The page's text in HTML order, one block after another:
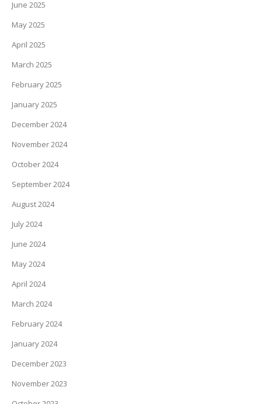
June 2025
May 2025
April 2025
March 2025
February 2025
January 2025
December 2024
November 2024
October 2024
September 2024
August 2024
July 2024
June 2024
May 2024
April 2024
March 2024
February 2024
January 2024
December 2023
November 2023